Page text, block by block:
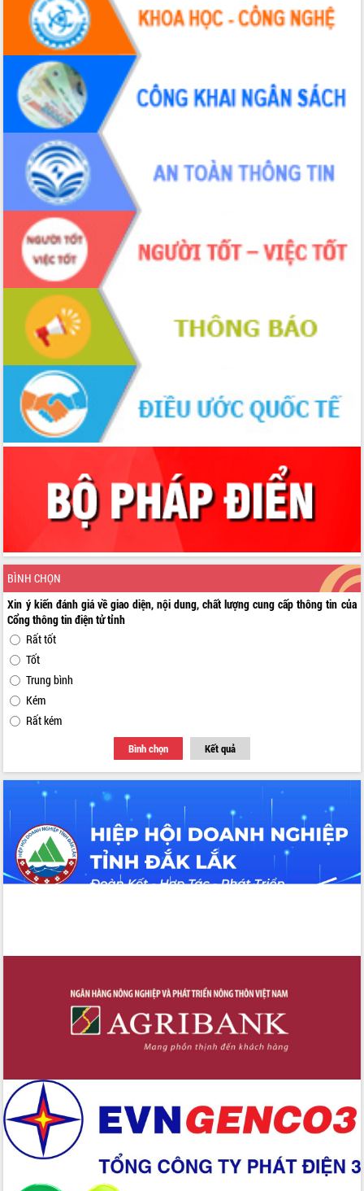
BÌNH CHỌN
Xin ý kiến đánh giá về giao diện, nội dung, chất lượng cung cấp thông tin của
Cổng thông tin điện tử tỉnh
Rất tốt
Tốt
Trung bình
Kém
Rất kém
Bình chọn Kết quả